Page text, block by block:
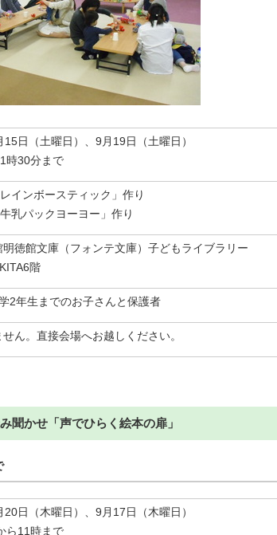
15日（土曜日）、9月19日（土曜日）
時30分まで
インボースティック」作り
乳パックヨーヨー」作り
明徳館文庫（フォンテ文庫）子どもライブラリー
階
2年生までのお子さんと保護者
ん。直接会場へお越しください。
聞かせ「声でひらく絵本の扉」
20日（木曜日）、9月17日（木曜日）
ら11時まで